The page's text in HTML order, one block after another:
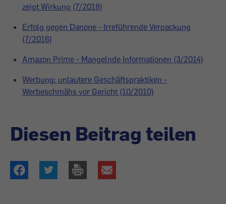
zeigt Wirkung (7/2018)
Erfolg gegen Danone - Irreführende Verpackung
(7/2016)
Amazon Prime - Mangelnde Informationen (3/2014)
Werbung: unlautere Geschäftspraktiken -
Werbeschmähs vor Gericht (10/2010)
Diesen Beitrag teilen